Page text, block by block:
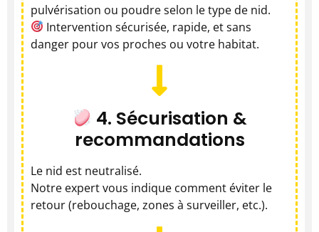
pulvérisation ou poudre selon le type de nid.
Intervention sécurisée, rapide, et sans
danger pour vos proches ou votre habitat.
4. Sécurisation &
recommandations
Le nid est neutralisé.
Notre expert vous indique comment éviter le
retour (rebouchage, zones à surveiller, etc.).